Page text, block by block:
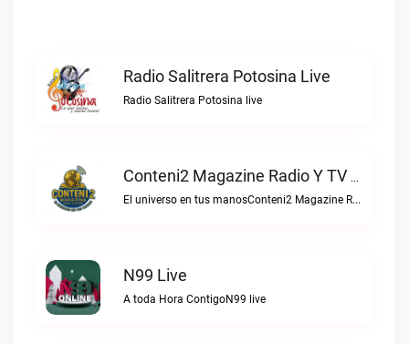
Radio Salitrera Potosina Live
Radio Salitrera Potosina live
Conteni2 Magazine Radio Y TV Digital Live
El universo en tus manosConteni2 Magazine Radio y TV Digital live
N99 Live
A toda Hora ContigoN99 live